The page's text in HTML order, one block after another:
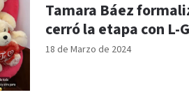
18 de Marzo de 2024
Tamara Báez
cerró la etapa con L-